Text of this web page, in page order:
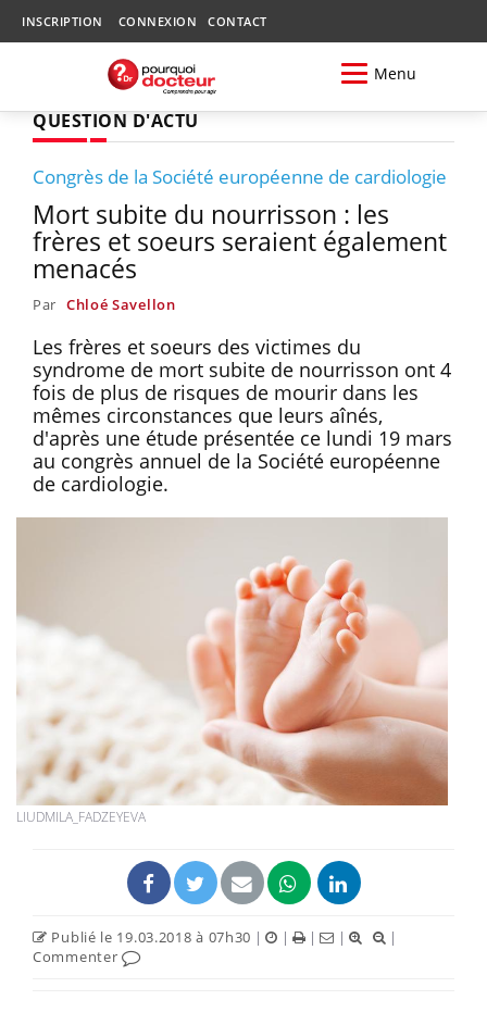
INSCRIPTION CONNEXION CONTACT
Menu
QUESTION D'ACTU
Congrès de la Société européenne de cardiologie
Mort subite du nourrisson : les
frères et soeurs seraient également
menacés
Par Chloé Savellon
Les frères et soeurs des victimes du
syndrome de mort subite de nourrisson ont 4
fois de plus de risques de mourir dans les
mêmes circonstances que leurs aînés,
d'après une étude présentée ce lundi 19 mars
au congrès annuel de la Société européenne
de cardiologie.
LIUDMILA_FADZEYEVA
Publié le 19.03.2018 à 07h30 | | | |
|
Commenter